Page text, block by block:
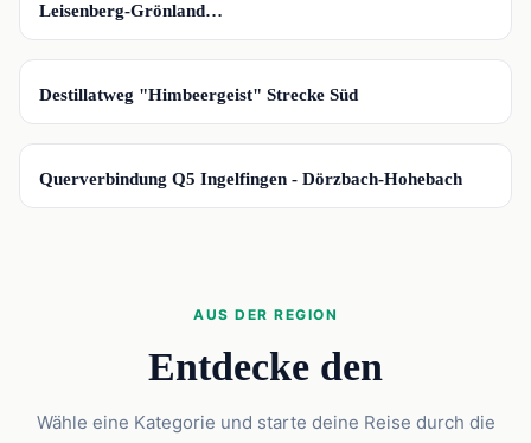
Leisenberg-Grönland…
📍
Destillatweg "Himbeergeist" Strecke Süd
📍
Querverbindung Q5 Ingelfingen - Dörzbach-Hohebach
AUS DER REGION
Entdecke den
Wähle eine Kategorie und starte deine Reise durch die